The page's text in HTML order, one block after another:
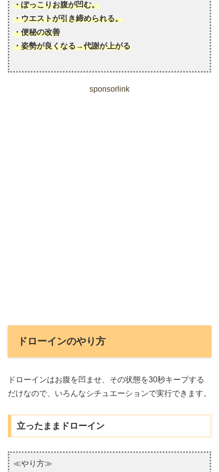
・ぽっこりお腹が凹む。
・ウエストが引き締められる。
・便秘の改善
・姿勢が良くなる→代謝が上がる
sponsorlink
ドローインのやり方
ドローインはお腹を凹ませ、その状態を30秒キープする
だけなので、いろんなシチュエーションで実行できます。
立ったままドローイン
≪やり方≫